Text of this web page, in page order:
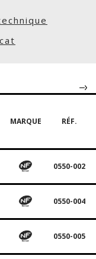
MARQUE RÉF.
0550-002
0550-004
0550-005